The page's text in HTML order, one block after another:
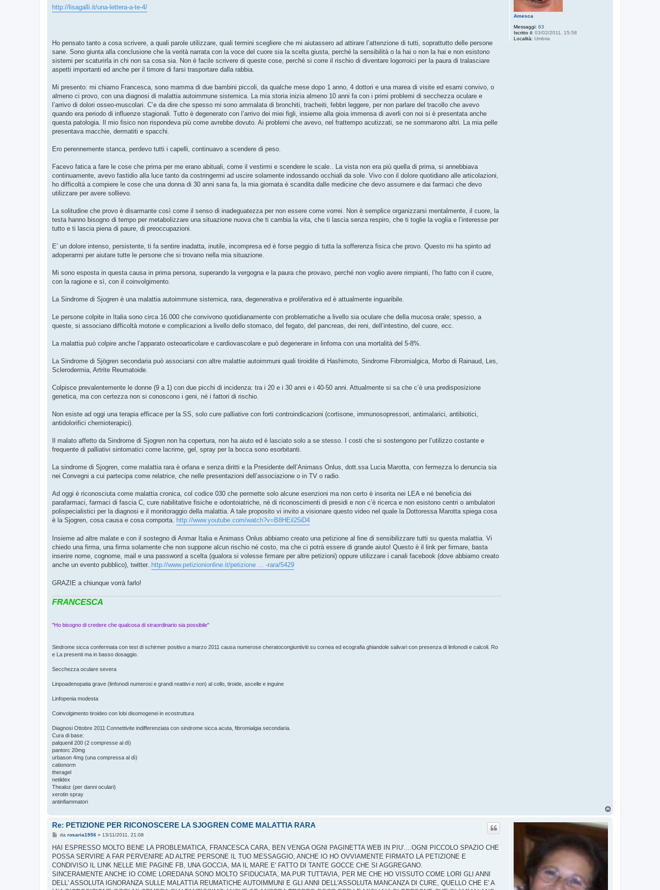
Amesca
Messaggi: 63
Iscritto il: 03/02/2011, 15:58
Località: Umbria
g
g
http://lisagalli.it/una-lettera-a-te-4/
Ho pensato tanto a cosa scrivere, a quali parole utilizzare, quali termini scegliere che mi aiutassero ad attirare l’attenzione di tutti, soprattutto delle persone
sane. Sono giunta alla conclusione che la verità narrata con la voce del cuore sia la scelta giusta, perché la sensibilità o la hai o non la hai e non esistono
sistemi per scaturirla in chi non sa cosa sia. Non è facile scrivere di queste cose, perché si corre il rischio di diventare logorroici per la paura di tralasciare
aspetti importanti ed anche per il timore di farsi trasportare dalla rabbia.
Mi presento: mi chiamo Francesca, sono mamma di due bambini piccoli, da qualche mese dopo 1 anno, 4 dottori e una marea di visite ed esami convivo, o
almeno ci provo, con una diagnosi di malattia autoimmune sistemica. La mia storia inizia almeno 10 anni fa con i primi problemi di secchezza oculare e
l’arrivo di dolori osseo-muscolari. C’e da dire che spesso mi sono ammalata di bronchiti, tracheiti, febbri leggere, per non parlare del tracollo che avevo
quando era periodo di influenze stagionali. Tutto è degenerato con l’arrivo dei miei figli, insieme alla gioia immensa di averli con noi si è presentata anche
questa patologia. Il mio fisico non rispondeva più come avrebbe dovuto. Ai problemi che avevo, nel frattempo acutizzati, se ne sommarono altri. La mia pelle
presentava macchie, dermatiti e spacchi.
Ero perennemente stanca, perdevo tutti i capelli, continuavo a scendere di peso.
Facevo fatica a fare le cose che prima per me erano abituali, come il vestirmi e scendere le scale.. La vista non era più quella di prima, si annebbiava
continuamente, avevo fastidio alla luce tanto da costringermi ad uscire solamente indossando occhiali da sole. Vivo con il dolore quotidiano alle articolazioni,
ho difficoltà a compiere le cose che una donna di 30 anni sana fa, la mia giornata è scandita dalle medicine che devo assumere e dai farmaci che devo
utilizzare per avere sollievo.
La solitudine che provo è disarmante così come il senso di inadeguatezza per non essere come vorrei. Non è semplice organizzarsi mentalmente, il cuore, la
testa hanno bisogno di tempo per metabolizzare una situazione nuova che ti cambia la vita, che ti lascia senza respiro, che ti toglie la voglia e l’interesse per
tutto e ti lascia piena di paure, di preoccupazioni.
E’ un dolore intenso, persistente, ti fa sentire inadatta, inutile, incompresa ed è forse peggio di tutta la sofferenza fisica che provo. Questo mi ha spinto ad
adoperarmi per aiutare tutte le persone che si trovano nella mia situazione.
Mi sono esposta in questa causa in prima persona, superando la vergogna e la paura che provavo, perché non voglio avere rimpianti, l’ho fatto con il cuore,
con la ragione e sì, con il coinvolgimento.
La Sindrome di Sjogren è una malattia autoimmune sistemica, rara, degenerativa e proliferativa ed è attualmente inguaribile.
Le persone colpite in Italia sono circa 16.000 che convivono quotidianamente con problematiche a livello sia oculare che della mucosa orale; spesso, a
queste, si associano difficoltà motorie e complicazioni a livello dello stomaco, del fegato, del pancreas, dei reni, dell’intestino, del cuore, ecc.
La malattia può colpire anche l’apparato osteoarticolare e cardiovascolare e può degenerare in linfoma con una mortalità del 5-8%.
La Sindrome di Sjögren secondaria può associarsi con altre malattie autoimmuni quali tiroidite di Hashimoto, Sindrome Fibromialgica, Morbo di Rainaud, Les,
Sclerodermia, Artrite Reumatoide.
Colpisce prevalentemente le donne (9 a 1) con due picchi di incidenza: tra i 20 e i 30 anni e i 40-50 anni. Attualmente si sa che c’è una predisposizione
genetica, ma con certezza non si conoscono i geni, né i fattori di rischio.
Non esiste ad oggi una terapia efficace per la SS, solo cure palliative con forti controindicazioni (cortisone, immunosopressori, antimalarici, antibiotici,
antidolorifici chemioterapici).
Il malato affetto da Sindrome di Sjogren non ha copertura, non ha aiuto ed è lasciato solo a se stesso. I costi che si sostengono per l’utilizzo costante e
frequente di palliativi sintomatici come lacrime, gel, spray per la bocca sono esorbitanti.
La sindrome di Sjogren, come malattia rara è orfana e senza diritti e la Presidente dell’Animass Onlus, dott.ssa Lucia Marotta, con fermezza lo denuncia sia
nei Convegni a cui partecipa come relatrice, che nelle presentazioni dell’associazione o in TV o radio.
Ad oggi è riconosciuta come malattia cronica, col codice 030 che permette solo alcune esenzioni ma non certo è inserita nei LEA e né beneficia dei
parafarmaci, farmaci di fascia C, cure riabilitative fisiche e odontoiatriche, né di riconoscimenti di presidi e non c’è ricerca e non esistono centri o ambulatori
polispecialistici per la diagnosi e il monitoraggio della malattia. A tale proposito vi invito a visionare questo video nel quale la Dottoressa Marotta spiega cosa
è la Sjogren, cosa causa e cosa comporta. http://www.youtube.com/watch?v=B8HEil25iD4
Insieme ad altre malate e con il sostegno di Anmar Italia e Animass Onlus abbiamo creato una petizione al fine di sensibilizzare tutti su questa malattia. Vi
chiedo una firma, una firma solamente che non suppone alcun rischio né costo, ma che ci potrà essere di grande aiuto! Questo è il link per firmare, basta
inserire nome, cognome, mail e una password a scelta (qualora si volesse firmare per altre petizioni) oppure utilizzare i canali facebook (dove abbiamo creato
anche un evento pubblico), twitter.. http://www.petizionionline.it/petizione ... -rara/5429
GRAZIE a chiunque vorrà farlo!
FRANCESCA
"Ho bisogno di credere che qualcosa di straordinario sia possibile"
Sindrome sicca confermata con test di schirmer positivo a marzo 2011 causa numerose cheratocongiuntiviti su cornea ed ecografia ghiandole salivari con presenza di linfonodi e calcoli. Ro
e La presenti ma in basso dosaggio.
Secchezza oculare severa
Linpoadenopatia grave (linfonodi numerosi e grandi reattivi e non) al collo, tiroide, ascelle e inguine
Linfopenia modesta
Coinvolgimento tiroideo con lobi disomogenei in ecostruttura
Diagnosi Ottobre 2011 Connettivite indifferenziata con sindrome sicca acuta, fibromialgia secondaria.
Cura di base:
palquenil 200 (2 compresse al dì)
pantorc 20mg
urbason 4mg (una compressa al dì)
cationorm
theragel
netildex
Thealoz (per danni oculari)
xerotin spray
antinfiammatori
Re: PETIZIONE PER RICONOSCERE LA SJOGREN COME MALATTIA RARA
M
s
a
g
i
o
da rosaria1956» 13/11/2011, 21:08
HAI ESPRESSO MOLTO BENE LA PROBLEMATICA, FRANCESCA CARA, BEN VENGA OGNI PAGINETTA WEB IN PIU'....OGNI PICCOLO SPAZIO CHE
POSSA SERVIRE A FAR PERVENIRE AD ALTRE PERSONE IL TUO MESSAGGIO, ANCHE IO HO OVVIAMENTE FIRMATO LA PETIZIONE E
CONDIVISO IL LINK NELLE MIE PAGINE FB, UNA GOCCIA, MA IL MARE E' FATTO DI TANTE GOCCE CHE SI AGGREGANO.
SINCERAMENTE ANCHE IO COME LOREDANA SONO MOLTO SFIDUCIATA, MA PUR TUTTAVIA, PER ME CHE HO VISSUTO COME LORI GLI ANNI
DELL' ASSOLUTA IGNORANZA SULLE MALATTIA REUMATICHE AUTOIMMUNI E GLI ANNI DELL'ASSOLUTA MANCANZA DI CURE, QUELLO CHE E' A